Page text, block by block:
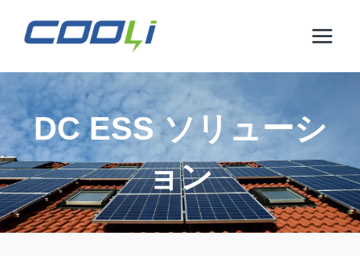
ン
に
ス
キ
ッ
プ
DC ESS ソリューシ
ョン